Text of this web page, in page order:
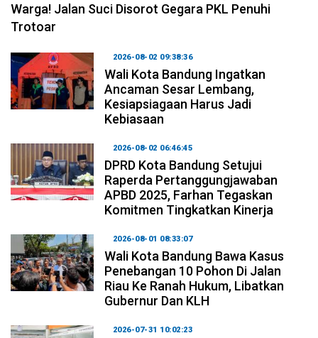
Warga! Jalan Suci Disorot Gegara PKL Penuhi
Trotoar
2026-08-02 09:38:36
Wali Kota Bandung Ingatkan
Ancaman Sesar Lembang,
Kesiapsiagaan Harus Jadi
Kebiasaan
2026-08-02 06:46:45
DPRD Kota Bandung Setujui
Raperda Pertanggungjawaban
APBD 2025, Farhan Tegaskan
Komitmen Tingkatkan Kinerja
2026-08-01 08:33:07
Wali Kota Bandung Bawa Kasus
Penebangan 10 Pohon Di Jalan
Riau Ke Ranah Hukum, Libatkan
Gubernur Dan KLH
2026-07-31 10:02:23